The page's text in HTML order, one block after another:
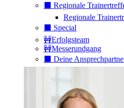
⬛️ Regionale
Regionale
⬛️ Special
🚧Erfolgsteam
🚧Messerundgang
⬛️ Deine